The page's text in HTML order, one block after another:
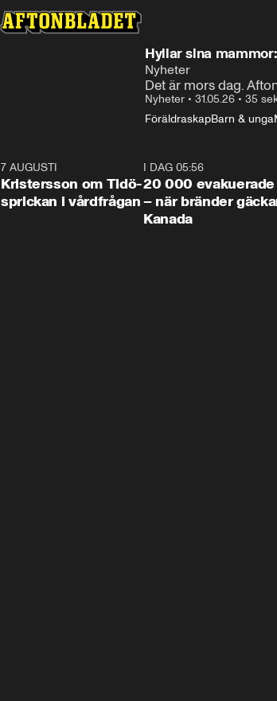
Hyllar sina
Nyheter
Det är mors dag.
Nyheter • 31.05.26 • 35
FöräldraskapBarn & unga
7 AUGUSTI
Kristersson om Tidö-
sprickan i vårdfrågan
I DAG 05:56
20 000 evakuerade
– när bränder
Kanada